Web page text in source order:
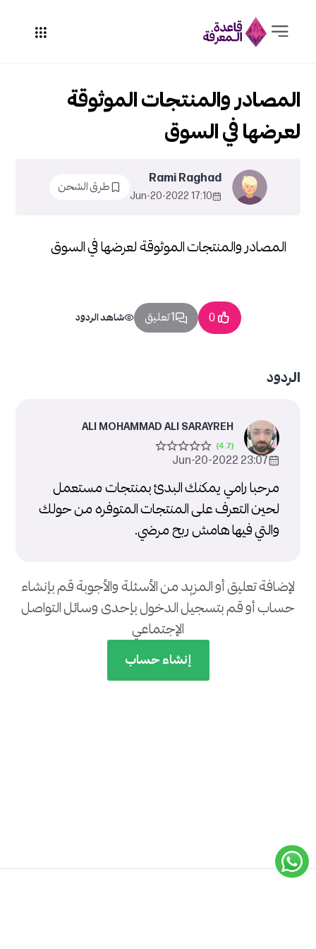
المصادر والمنتجات الموثوقة لعرضها في السوق
المصادر والمنتجات الموثوقة
لعرضها في السوق
Rami Raghad
17:10 2022-Jun-20
طرق الشحن
0 1 تعليق شاهد الردود
الردود
ALI MOHAMMAD ALI SARAYREH
23:07 2022-Jun-20
مرحبا رامي يمكنك البدئ بمنتجات مستعمل
لحين التعرف على المنتجات المتوفره من حولك
والتي فيها هامش ربح مرضي.
لإضافة تعليق أو المزيد من الأسئلة والأجوبة قم بإنشاء
حساب أو قم بتسجيل الدخول بإحدى وسائل التواصل
الإجتماعي
إنشاء حساب